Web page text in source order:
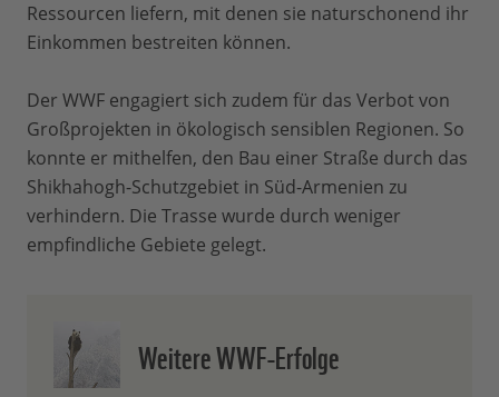
Ressourcen liefern, mit denen sie naturschonend ihr
Einkommen bestreiten können.
Der WWF engagiert sich zudem für das Verbot von
Großprojekten in ökologisch sensiblen Regionen. So
konnte er mithelfen, den Bau einer Straße durch das
Shikhahogh-Schutzgebiet in Süd-Armenien zu
verhindern. Die Trasse wurde durch weniger
empfindliche Gebiete gelegt.
Weitere WWF-Erfolge